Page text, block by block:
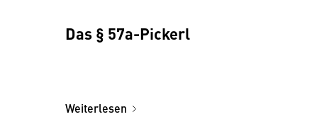
Das § 57a-Pickerl
Weiterlesen